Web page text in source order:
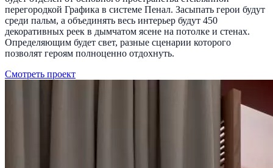
перегородкой Графика в системе Пенал. Засыпать герои будут
среди пальм, а объединять весь интерьер будут 450
декоративных реек в дымчатом ясене на потолке и стенах.
Определяющим будет свет, разные сценарии которого
позволят героям полноценно отдохнуть.
Смотреть проект